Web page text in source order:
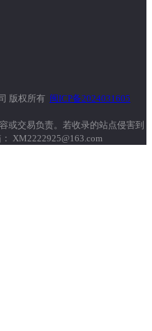
版权所有 闽ICP备2024031605
或交易负责。若收录的站点侵害到
XM2222925@163.com